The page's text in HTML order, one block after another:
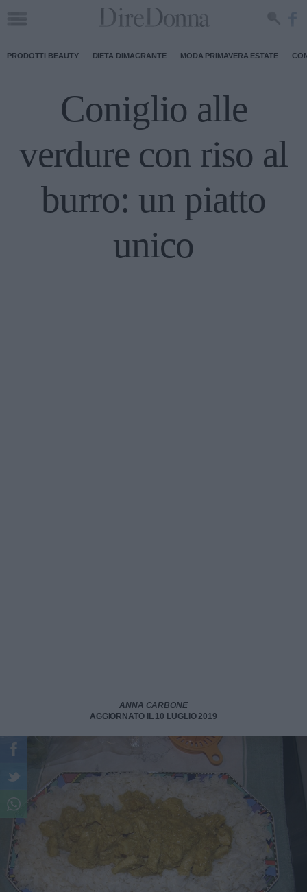
PRODOTTI BEAUTY DIETA DIMAGRANTE MODA PRIMAVERA ESTATE
Coniglio alle
verdure con riso al
burro: un piatto
unico
ANNA CARBONE
AGGIORNATO IL 10 LUGLIO 2019